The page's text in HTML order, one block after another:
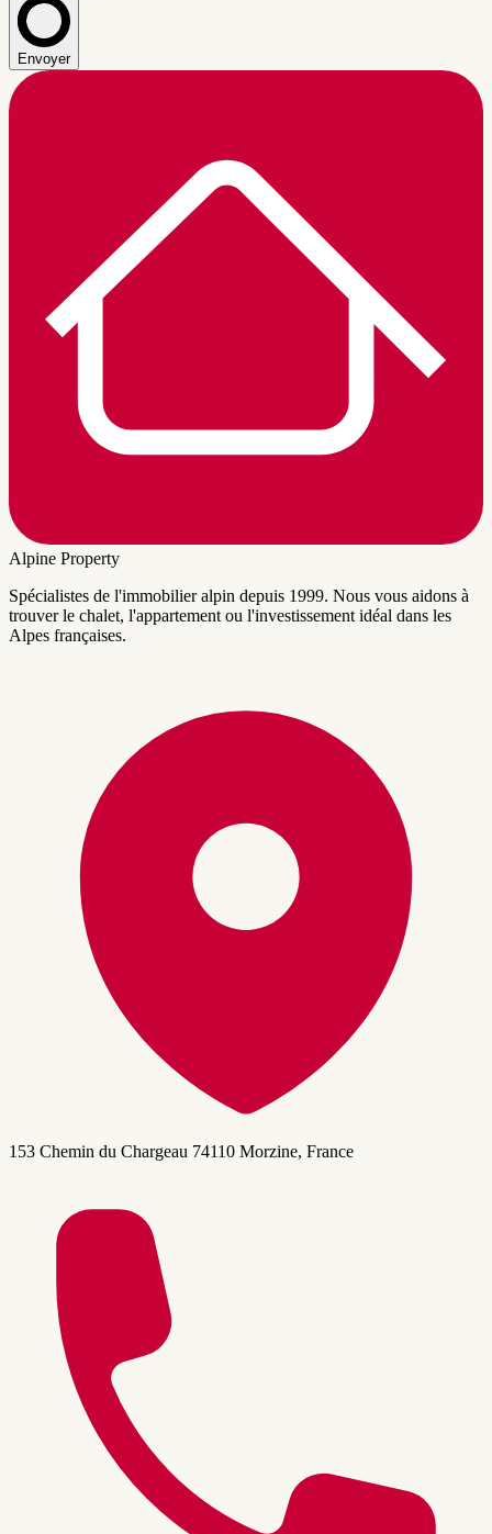
Envoyer
Alpine Property
Spécialistes de l'immobilier alpin depuis 1999. Nous vous aidons à
trouver le chalet, l'appartement ou l'investissement idéal dans les
Alpes françaises.
153 Chemin du Chargeau 74110 Morzine, France